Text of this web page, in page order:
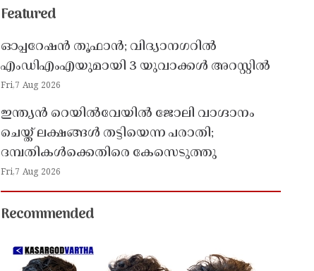
Featured
ഓപ്പറേഷൻ തൂഫാൻ; വിദ്യാനഗറിൽ
എംഡിഎംഎയുമായി 3 യുവാക്കൾ അറസ്റ്റിൽ
Fri,7 Aug 2026
ഇന്ത്യൻ റെയിൽവേയിൽ ജോലി വാഗ്ദാനം
ചെയ്ത് ലക്ഷങ്ങൾ തട്ടിയെന്ന പരാതി;
ദമ്പതികൾക്കെതിരെ കേസെടുത്തു
Fri,7 Aug 2026
Recommended